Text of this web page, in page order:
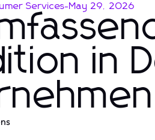
Services-May 29, 2026
in